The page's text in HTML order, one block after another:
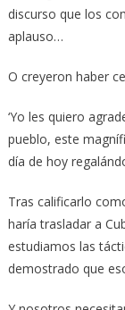
discurso que los
aplauso…
O creyeron haber
‘Yo les quiero
pueblo, este
día de hoy
Tras calificarlo
haría trasladar a
estudiamos las
demostrado que